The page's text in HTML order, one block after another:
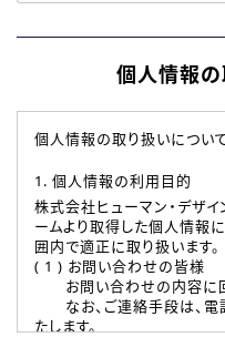
個人情報の
個人情報の取り扱いについ
1. 個人情報の利用目的
株式会社ヒューマン・デザ
ームより取得した個人情報
囲内で適正に取り扱います。
( 1 ) お問い合わせの皆様
お問い合わせの内容に回
なお、ご連絡手段は、電
たします。